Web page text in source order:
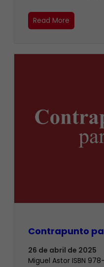
Read More
Contrapunto
26 de abril de 2025
Miguel Astor ISBN